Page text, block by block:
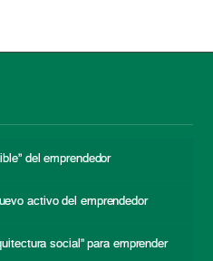
del emprendedor
activo del emprendedor
social” para emprender